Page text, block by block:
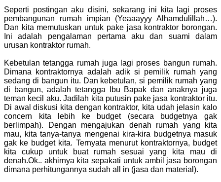
Seperti postingan aku disini, sekarang ini kita lagi proses
pembangunan rumah impian (Yeaaayyy Alhamdulillah…).
Dan kita memutuskan untuk pake jasa kontraktor borongan.
Ini adalah pengalaman pertama aku dan suami dalam
urusan kontraktor rumah.
Kebetulan tetangga rumah juga lagi proses bangun rumah.
Dimana kontraktornya adalah adik si pemilik rumah yang
sedang di bangun itu. Dan kebetulan, si pemilik rumah yang
di bangun, adalah tetangga Ibu Bapak dan anaknya juga
teman kecil aku. Jadilah kita putusin pake jasa kontraktor itu.
Di awal diskusi kita dengan kontraktor, kita udah jelasin kalo
concern kita lebih ke budget (secara budgetnya gak
berlimpah). Dengan mengajukan denah rumah yang kita
mau, kita tanya-tanya mengenai kira-kira budgetnya masuk
gak ke budget kita. Ternyata menurut kontraktornya, budget
kita cukup untuk buat rumah sesuai yang kita mau di
denah.Ok.. akhirnya kita sepakati untuk ambil jasa borongan
dimana perhitungannya sudah all in (jasa dan material).